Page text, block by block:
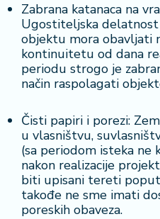
Zabrana katanaca na
Ugostiteljska
objektu mora obavljati
kontinuitetu od dana
periodu strogo je
način raspolagati
Čisti papiri i porezi:
u vlasništvu,
(sa periodom isteka ne
nakon realizacije
biti upisani tereti
takođe ne sme imati
poreskih obaveza.